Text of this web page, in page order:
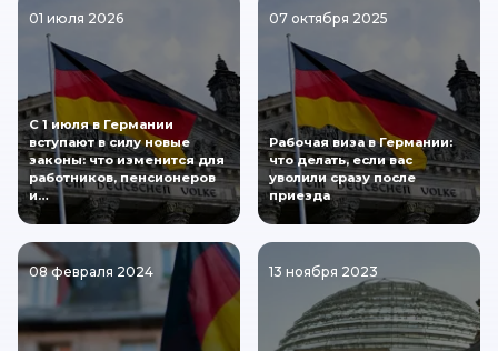
01 июля 2026
С 1 июля в Германии
вступают в силу новые
законы: что изменится для
работников, пенсионеров
и…
07 октября 2025
Рабочая виза в Германии:
что делать, если вас
уволили сразу после
приезда
08 февраля 2024 13 ноября 2023